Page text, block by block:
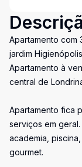
Apartamento com
jardim
Apartamento à
central de
Apartamento fica
serviços em
academia,
gourmet.